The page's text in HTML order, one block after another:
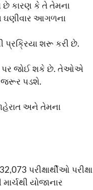
છે કારણ કે તે તેમના
ઘણીવાર આગળના
પ્રક્રિયા શરૂ કરી છે.
પર જોઈ શકે છે. તેઓએ
જરૂર પડશે.
અને તેમના
પરીક્ષાર્થીઓ પરીક્ષા
યોજાનાર